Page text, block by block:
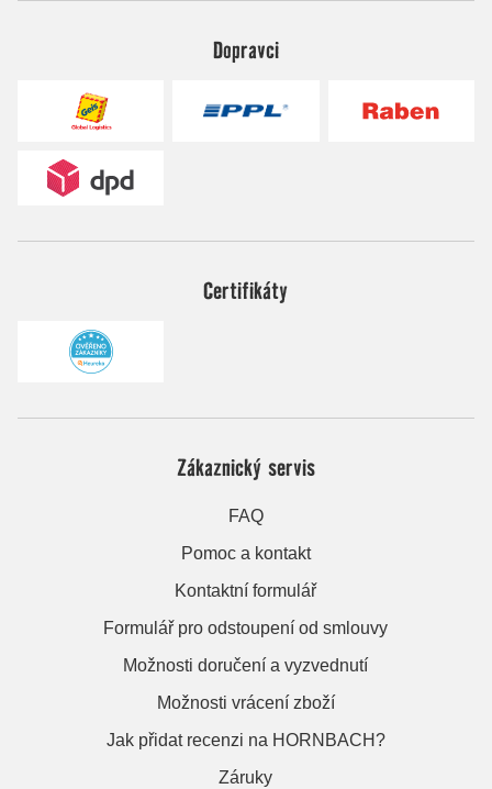
Dopravci
Certifikáty
Zákaznický servis
FAQ
Pomoc a kontakt
Kontaktní formulář
Formulář pro odstoupení od smlouvy
Možnosti doručení a vyzvednutí
Možnosti vrácení zboží
Jak přidat recenzi na HORNBACH?
Záruky